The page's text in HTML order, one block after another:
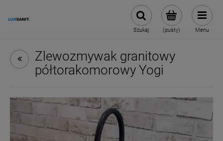
(pusty)
Szukaj Menu
Zlewozmywak granitowy
półtorakomorowy Yogi